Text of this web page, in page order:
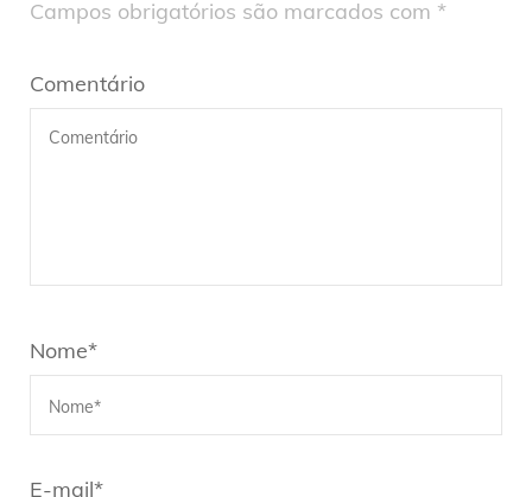
Campos obrigatórios são marcados com *
Comentário
Nome*
E-mail*